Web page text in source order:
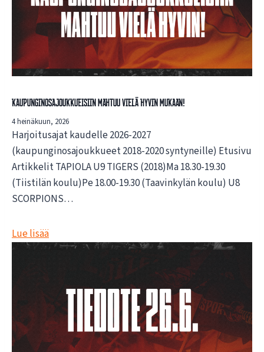
Kaupunginosajoukkueisiin mahtuu vielä hyvin mukaan!
4 heinäkuun, 2026
Harjoitusajat kaudelle 2026-2027
(kaupunginosajoukkueet 2018-2020 syntyneille) Etusivu
Artikkelit TAPIOLA U9 TIGERS (2018)Ma 18.30-19.30
(Tiistilän koulu)Pe 18.00-19.30 (Taavinkylän koulu) U8
SCORPIONS…
Lue lisää